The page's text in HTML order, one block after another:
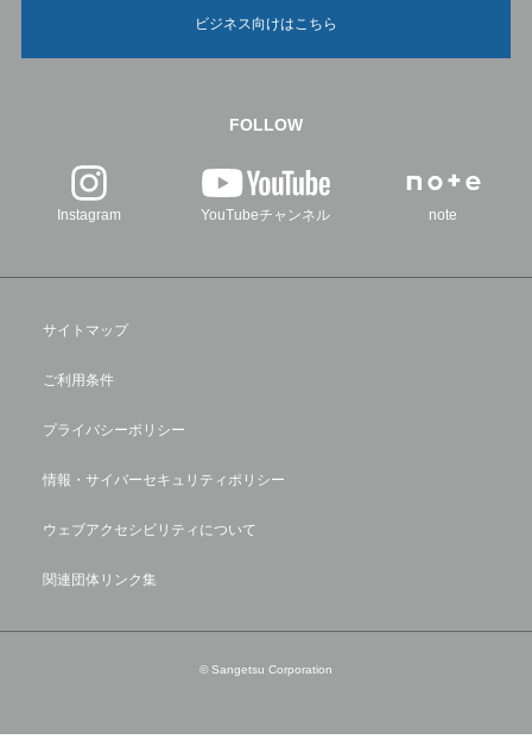
ビジネス向けはこちら
FOLLOW
Instagram YouTubeチャンネル note
サイトマップ
ご利用条件
プライバシーポリシー
情報・サイバーセキュリティポリシー
ウェブアクセシビリティについて
関連団体リンク集
© Sangetsu Corporation